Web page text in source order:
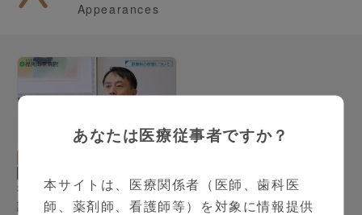
Appearances
2:22
福岡山王病院 糖尿病・代
謝・内分泌内科 平松真祐
あなたは医療従事者ですか？
本サイトは、医療関係者（医師、歯科医
師、薬剤師、看護師等）を対象に情報提供